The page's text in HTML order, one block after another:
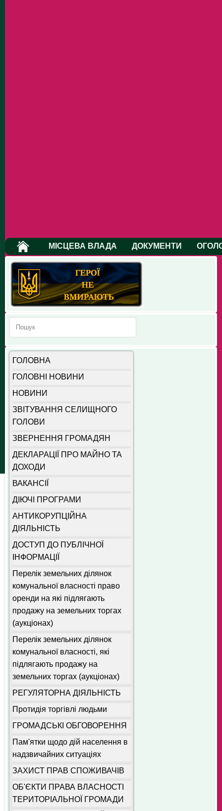
МІСЦЕВА ВЛАДА ДОКУМЕНТИ
ГОЛОВНА
ГОЛОВНІ НОВИНИ
НОВИНИ
ЗВІТУВАННЯ СЕЛИЩНОГО
ГОЛОВИ
ЗВЕРНЕННЯ ГРОМАДЯН
ДЕКЛАРАЦІЇ ПРО МАЙНО ТА
ДОХОДИ
ВАКАНСІЇ
ДІЮЧІ ПРОГРАМИ
АНТИКОРУПЦІЙНА
ДІЯЛЬНІСТЬ
ДОСТУП ДО ПУБЛІЧНОЇ
ІНФОРМАЦІЇ
Перелік земельних ділянок
комунальної власності право
оренди на які підлягають
продажу на земельних торгах
(аукціонах)
Перелік земельних ділянок
комунальної власності, які
підлягають продажу на
земельних торгах (аукціонах)
РЕГУЛЯТОРНА ДІЯЛЬНІСТЬ
Протидія торгівлі людьми
ГРОМАДСЬКІ ОБГОВОРЕННЯ
Пам'ятки щодо дій населення в
надзвичайних ситуаціях
ЗАХИСТ ПРАВ СПОЖИВАЧІВ
ОБ'ЄКТИ ПРАВА ВЛАСНОСТІ
ТЕРИТОРІАЛЬНОЇ ГРОМАДИ